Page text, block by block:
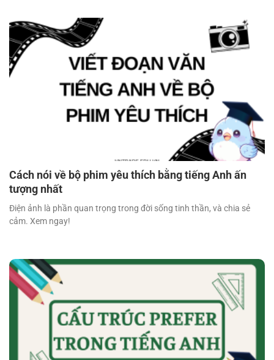
Cách nói về bộ phim yêu thích bằng tiếng Anh ấn
tượng nhất
Điện ảnh là phần quan trọng trong đời sống tinh thần, và chia sẻ
cảm. Xem ngay!